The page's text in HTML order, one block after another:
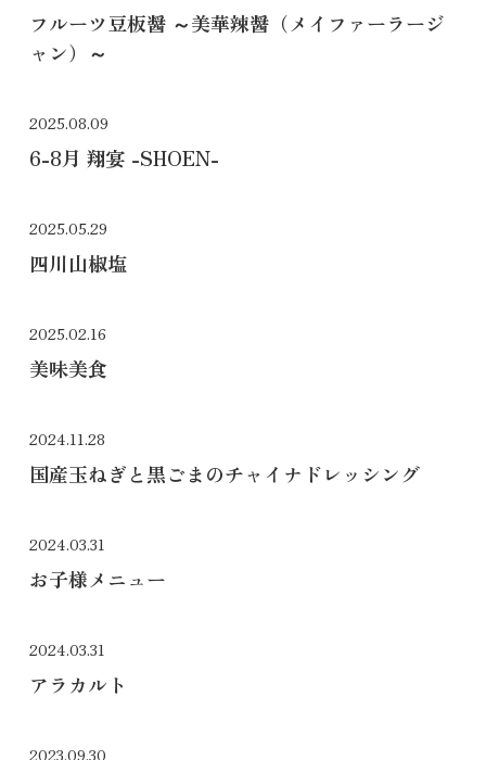
フルーツ豆板醤 ～美華辣醤（メイファーラージ
ャン）～
2025.08.09
6-8月 翔宴 -SHOEN-
2025.05.29
四川山椒塩
2025.02.16
美味美食
2024.11.28
国産玉ねぎと黒ごまのチャイナドレッシング
2024.03.31
お子様メニュー
2024.03.31
アラカルト
2023.09.30